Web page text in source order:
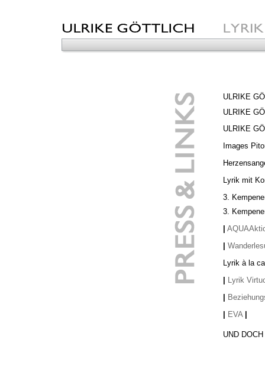
ULRIKE
ULRIKE
ULRIKE
Images
Lyrik mit
3.
3.
Lyrik à la
Lyrik
EVA
UND